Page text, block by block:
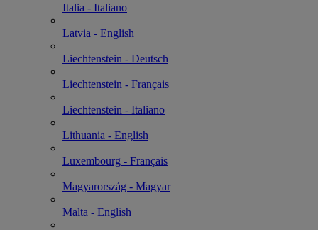
Italia - Italiano
Latvia - English
Liechtenstein - Deutsch
Liechtenstein - Français
Liechtenstein - Italiano
Lithuania - English
Luxembourg - Français
Magyarország - Magyar
Malta - English